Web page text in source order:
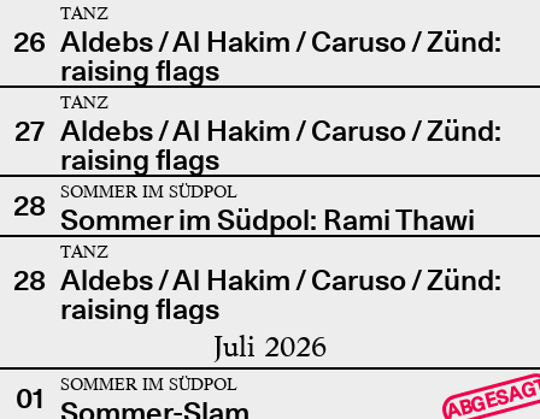
26
TANZ
Aldebs / Al Hakim / Caruso / Zünd:
raising flags
27
TANZ
Aldebs / Al Hakim / Caruso / Zünd:
raising flags
28
SOMMER IM SÜDPOL
Sommer im Südpol: Rami Thawi
28
TANZ
Aldebs / Al Hakim / Caruso / Zünd:
raising flags
Juli 2026
01 SOMMER IM SÜDPOL